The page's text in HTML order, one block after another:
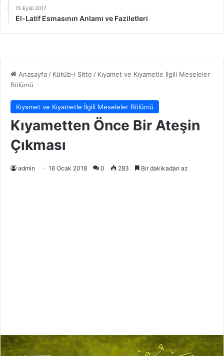
15 Eylül 2017
El-Latif Esmasının Anlamı ve Faziletleri